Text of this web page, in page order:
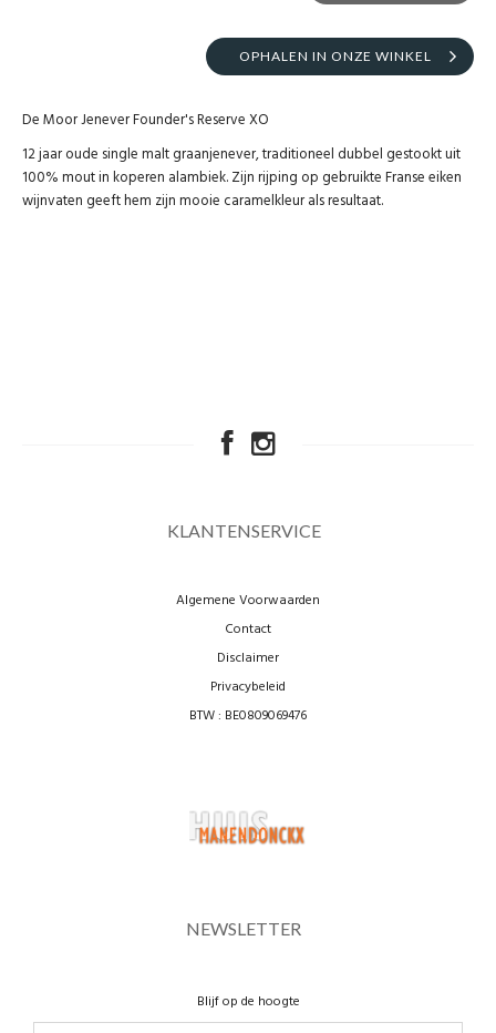
OPHALEN IN ONZE WINKEL
De Moor Jenever Founder's Reserve XO
12 jaar oude single malt graanjenever, traditioneel dubbel gestookt uit
100% mout in koperen alambiek. Zijn rijping op gebruikte Franse eiken
wijnvaten geeft hem zijn mooie caramelkleur als resultaat.
KLANTENSERVICE
Algemene Voorwaarden
Contact
Disclaimer
Privacybeleid
BTW : BE0809069476
NEWSLETTER
Blijf op de hoogte